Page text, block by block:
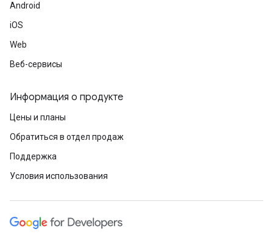
Android
iOS
Web
Веб-сервисы
Информация о продукте
Цены и планы
Обратиться в отдел продаж
Поддержка
Условия использования